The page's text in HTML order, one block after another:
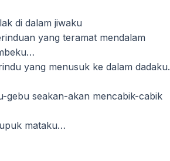
di dalam jiwaku
yang teramat mendalam
yang menusuk ke dalam dadaku.
gebu seakan-akan mencabik-cabik
mataku…